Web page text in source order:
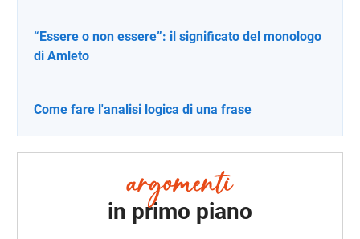
“Essere o non essere”: il significato del monologo
di Amleto
Come fare l'analisi logica di una frase
in primo piano